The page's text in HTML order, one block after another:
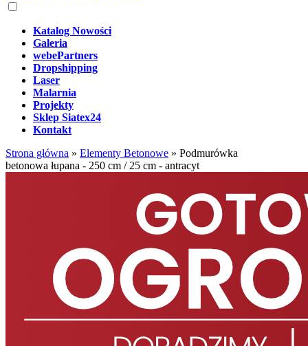
Katalog Nowości
Galeria
webePartners
Dropshipping
Laser
Malarnia
Projekty
Sklep Siatex24
Kontakt
Strona główna » Elementy Betonowe » Podmurówka
betonowa łupana - 250 cm / 25 cm - antracyt